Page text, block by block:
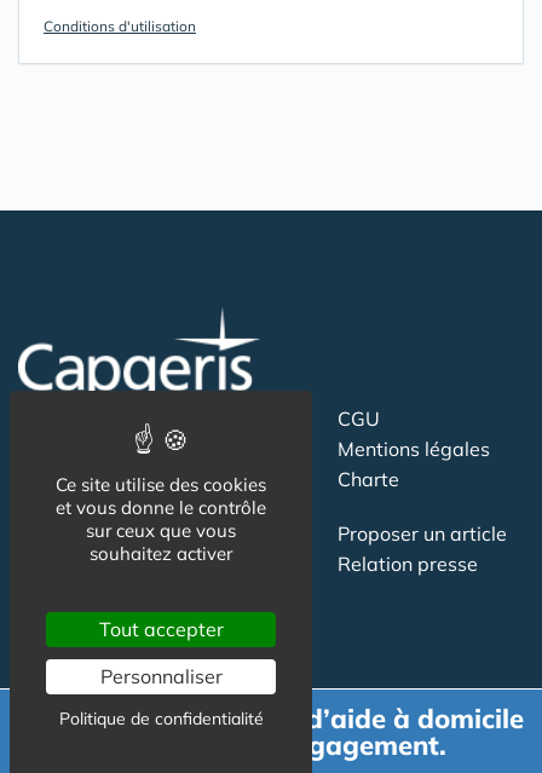
Conditions d'utilisation
CGU
Mentions légales
Charte
Contact
Newsletter
Proposer un article
Relation presse
Demande de devis d’aide à domicile
gratuit et sans engagement.
Ce site utilise des cookies
et vous donne le contrôle
sur ceux que vous
souhaitez activer
Tout accepter
Personnaliser
Politique de confidentialité